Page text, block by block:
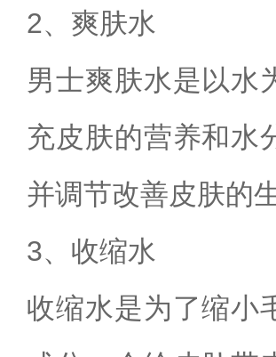
2、爽肤水
男士爽肤水是以水
充皮肤的营养和水
并调节改善皮肤的
3、收缩水
收缩水是为了缩小